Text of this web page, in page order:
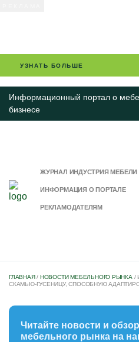
УЗНАТЬ БОЛЬШЕ
Информационный портал о
бизнесе
ЖУРНАЛ ИНДУСТРИЯ МЕБЕЛИ
ИНФОРМАЦИЯ О ПОРТАЛЕ
РЕКЛАМОДАТЕЛЯМ
ГЛАВНАЯ/ НОВОСТИ МЕБЕЛЬНОГО РЫНКА /
СКАМЬЮ-ГУСЕНИЦУ, СПОСОБНУЮ
Читайте новости и
мебельного рынка на